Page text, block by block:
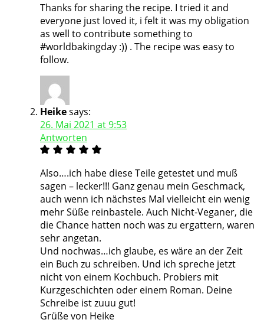
Thanks for sharing the recipe. I tried it and
everyone just loved it, i felt it was my obligation
as well to contribute something to
#worldbakingday :)) . The recipe was easy to
follow.
Heikesays:
26. Mai 2021 at 9:53
Antworten
Also….ich habe diese Teile getestet und muß
sagen – lecker!!! Ganz genau mein Geschmack,
auch wenn ich nächstes Mal vielleicht ein wenig
mehr Süße reinbastele. Auch Nicht-Veganer, die
die Chance hatten noch was zu ergattern, waren
sehr angetan.
Und nochwas…ich glaube, es wäre an der Zeit
ein Buch zu schreiben. Und ich spreche jetzt
nicht von einem Kochbuch. Probiers mit
Kurzgeschichten oder einem Roman. Deine
Schreibe ist zuuu gut!
Grüße von Heike